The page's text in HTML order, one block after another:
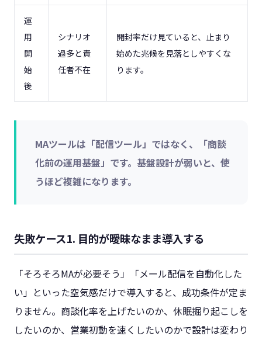
運
用
開
始
後
シナリオ
過多と責
任者不在
開封率だけ見ていると、止まり
始めた兆候を見落としやすくな
ります。
MAツールは「配信ツール」ではなく、「商談
化前の運用基盤」です。基盤設計が弱いと、使
うほど複雑になります。
失敗ケース1. 目的が曖昧なまま導入する
「そろそろMAが必要そう」「メール配信を自動化した
い」といった空気感だけで導入すると、成功条件が定ま
りません。商談化率を上げたいのか、休眠掘り起こしを
したいのか、営業初動を速くしたいのかで設計は変わり